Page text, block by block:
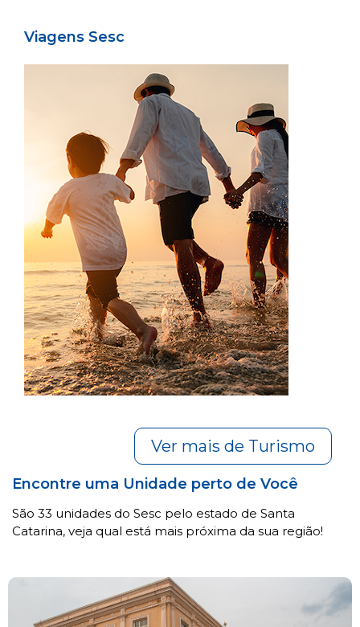
Viagens Sesc
Ver mais de Turismo
Encontre uma Unidade perto de Você
São 33 unidades do Sesc pelo estado de Santa
Catarina, veja qual está mais próxima da sua região!